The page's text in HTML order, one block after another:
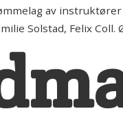
av
Solstad, Felix